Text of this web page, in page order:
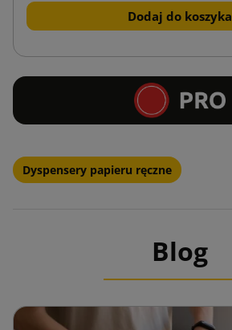
Dodaj do koszyka
Dyspensery papieru ręczne
Blog